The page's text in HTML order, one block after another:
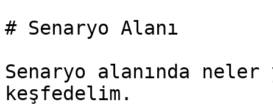
# Senaryo Alanı
Senaryo alanında
keşfedelim.